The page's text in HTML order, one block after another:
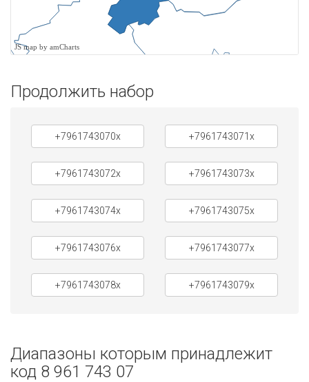
JS map by amCharts
Продолжить набор
+7961743070x +7961743071x
+7961743072x +7961743073x
+7961743074x +7961743075x
+7961743076x +7961743077x
+7961743078x +7961743079x
Диапазоны которым принадлежит
код 8 961 743 07